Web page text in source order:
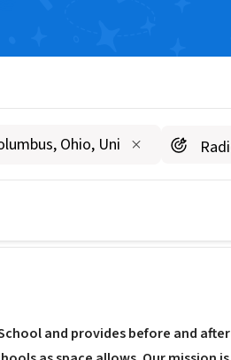
and provides before and